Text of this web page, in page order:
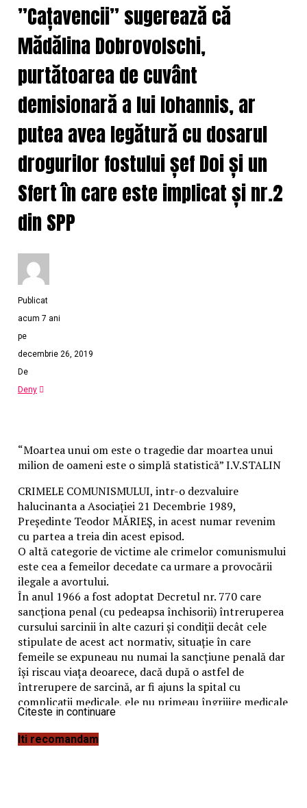
”Cațavencii” sugerează că
Mădălina Dobrovolschi,
purtătoarea de cuvânt
demisionară a lui Iohannis, ar
putea avea legătură cu dosarul
drogurilor fostului șef Doi și un
Sfert în care este implicat și nr.2
din SPP
Publicat
acum 7 ani
pe
decembrie 26, 2019
De
Deny
“Moartea unui om este o tragedie dar moartea unui
milion de oameni este o simplă statistică” I.V.STALIN
CRIMELE COMUNISMULUI, intr-o dezvaluire
halucinanta a Asociației 21 Decembrie 1989,
Președinte Teodor MĂRIEȘ, in acest numar revenim
cu partea a treia din acest episod.
O altă categorie de victime ale crimelor comunismului
este cea a femeilor decedate ca urmare a provocării
ilegale a avortului.
În anul 1966 a fost adoptat Decretul nr. 770 care
sancționa penal (cu pedeapsa închisorii) întreruperea
cursului sarcinii în alte cazuri și condiții decât cele
stipulate de acest act normativ, situație în care
femeile se expuneau nu numai la sancțiune penală dar
își riscau viața deoarece, dacă după o astfel de
întrerupere de sarcină, ar fi ajuns la spital cu
complicații medicale, ele nu primeau îngrijire medicale
dacă nu dădeau înainte o declarație completă despre
cum au procedat la întreruperea sarcinii, în ce loc au
făcut-o și, mai ales, dacă au fost ajutate de cineva să-și
Citeste in continuare
Iti recomandam